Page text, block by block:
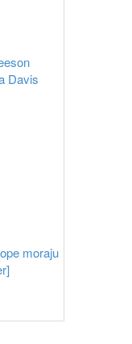
Davis
moraju